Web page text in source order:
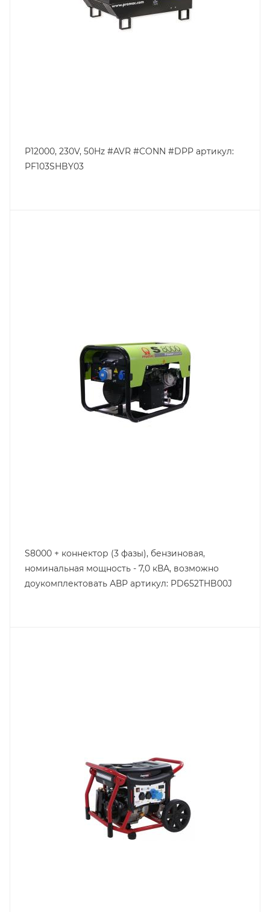
P12000, 230V, 50Hz #AVR #CONN #DPP артикул:
PF103SHBY03
S8000 + коннектор (3 фазы), бензиновая,
номинальная мощность - 7,0 кВА, возможно
доукомплектовать АВР артикул: PD652THB00J